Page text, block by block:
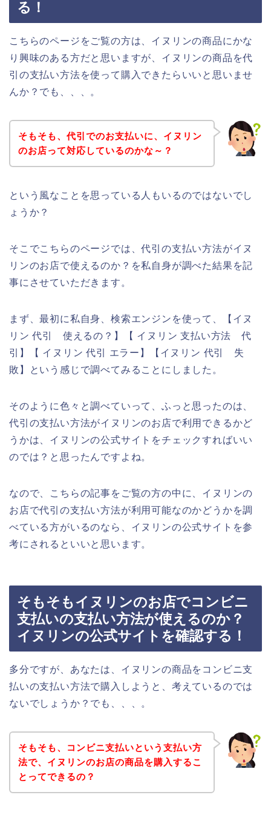
る！
こちらのページをご覧の方は、イヌリンの商品にかな
り興味のある方だと思いますが、イヌリンの商品を代
引の支払い方法を使って購入できたらいいと思いませ
んか？でも、、、。
そもそも、代引でのお支払いに、イヌリン
のお店って対応しているのかな～？
という風なことを思っている人もいるのではないでし
ょうか？
そこでこちらのページでは、代引の支払い方法がイヌ
リンのお店で使えるのか？を私自身が調べた結果を記
事にさせていただきます。
まず、最初に私自身、検索エンジンを使って、【イヌ
リン 代引 使えるの？】【 イヌリン 支払い方法 代
引】【 イヌリン 代引 エラー】【イヌリン 代引 失
敗】という感じで調べてみることにしました。
そのように色々と調べていって、ふっと思ったのは、
代引の支払い方法がイヌリンのお店で利用できるかど
うかは、イヌリンの公式サイトをチェックすればいい
のでは？と思ったんですよね。
なので、こちらの記事をご覧の方の中に、イヌリンの
お店で代引の支払い方法が利用可能なのかどうかを調
べている方がいるのなら、イヌリンの公式サイトを参
考にされるといいと思います。
そもそもイヌリンのお店でコンビニ
支払いの支払い方法が使えるのか？
イヌリンの公式サイトを確認する！
多分ですが、あなたは、イヌリンの商品をコンビニ支
払いの支払い方法で購入しようと、考えているのでは
ないでしょうか？でも、、、。
そもそも、コンビニ支払いという支払い方
法で、イヌリンのお店の商品を購入するこ
とってできるの？